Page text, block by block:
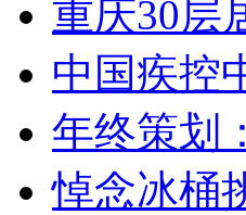
重庆30
中国疾控
年终策划
悼念冰桶